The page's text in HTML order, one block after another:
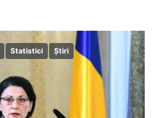
Statistici Știri